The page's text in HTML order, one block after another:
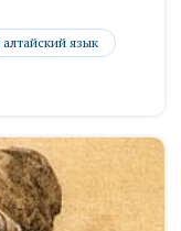
язык